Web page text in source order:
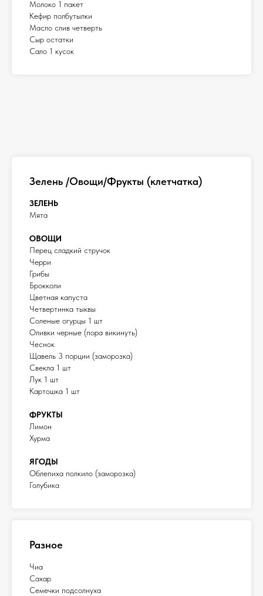
Молоко 1 пакет
Кефир полбутылки
Масло слив четверть
Сыр остатки
Сало 1 кусок
Зелень /Овощи/Фрукты (клетчатка)
ЗЕЛЕНЬ
Мята
ОВОЩИ
Перец сладкий стручок
Черри
Грибы
Брокколи
Цветная капуста
Четвертинка тыквы
Соленые огурцы 1 шт
Оливки черные (пора викинуть)
Чеснок
Щавель 3 порции (заморозка)
Свекла 1 шт
Лук 1 шт
Картошка 1 шт
ФРУКТЫ
Лимон
Хурма
ЯГОДЫ
Облепиха полкило (заморозка)
Голубика
Разное
Чиа
Сахар
Семечки подсолнуха